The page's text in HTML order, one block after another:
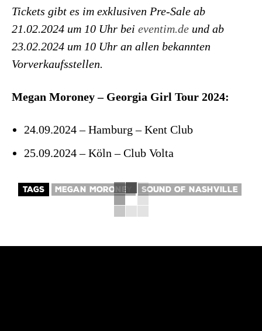
Tickets gibt es im exklusiven Pre-Sale ab
21.02.2024 um 10 Uhr bei eventim.de und ab
23.02.2024 um 10 Uhr an allen bekannten
Vorverkaufsstellen.
Megan Moroney – Georgia Girl Tour 2024:
24.09.2024 – Hamburg – Kent Club
25.09.2024 – Köln – Club Volta
TAGS MEGAN MORONEY SOUND OF NASHVILLE